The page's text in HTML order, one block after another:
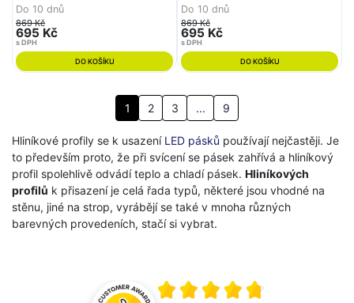
Do 10 dnů
869 Kč
695 Kč
s DPH
DO KOŠÍKU
Do 10 dnů
869 Kč
695 Kč
s DPH
DO KOŠÍKU
1 2 3 ... 9
Hliníkové profily se k usazení LED pásků používají nejčastěji. Je
to především proto, že při svícení se pásek zahřívá a hliníkový
profil spolehlivě odvádí teplo a chladí pásek. Hliníkových
profilů k přisazení je celá řada typů, některé jsou vhodné na
stěnu, jiné na strop, vyrábějí se také v mnoha různých
barevných provedeních, stačí si vybrat.
Průměrné hodnocení 4.8 z 5